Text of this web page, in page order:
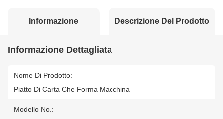
Informazione
Dettagliata
Descrizione Del Prodotto
Informazione Dettagliata
Nome Di Prodotto:
Piatto Di Carta Che Forma Macchina
Modello No.: